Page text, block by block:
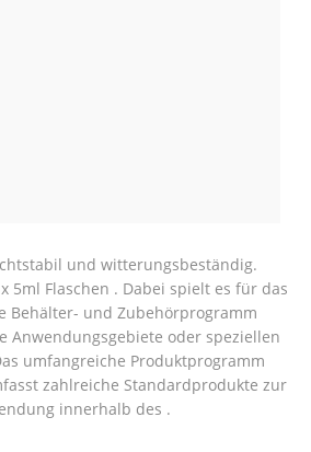
und witterungsbeständig.
5ml Flaschen . Dabei spielt es für das
Behälter- und Zubehörprogramm
Anwendungsgebiete oder speziellen
umfangreiche Produktprogramm
zahlreiche Standardprodukte zur
innerhalb des .